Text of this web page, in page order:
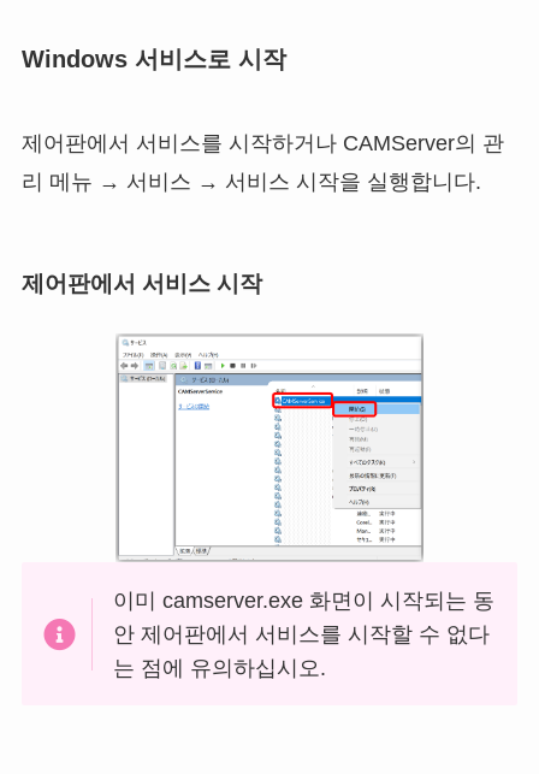
Windows 서비스로 시작
제어판에서 서비스를 시작하거나 CAMServer의 관
리 메뉴 → 서비스 → 서비스 시작을 실행합니다.
제어판에서 서비스 시작
이미 camserver.exe 화면이 시작되는 동
안 제어판에서 서비스를 시작할 수 없다
는 점에 유의하십시오.